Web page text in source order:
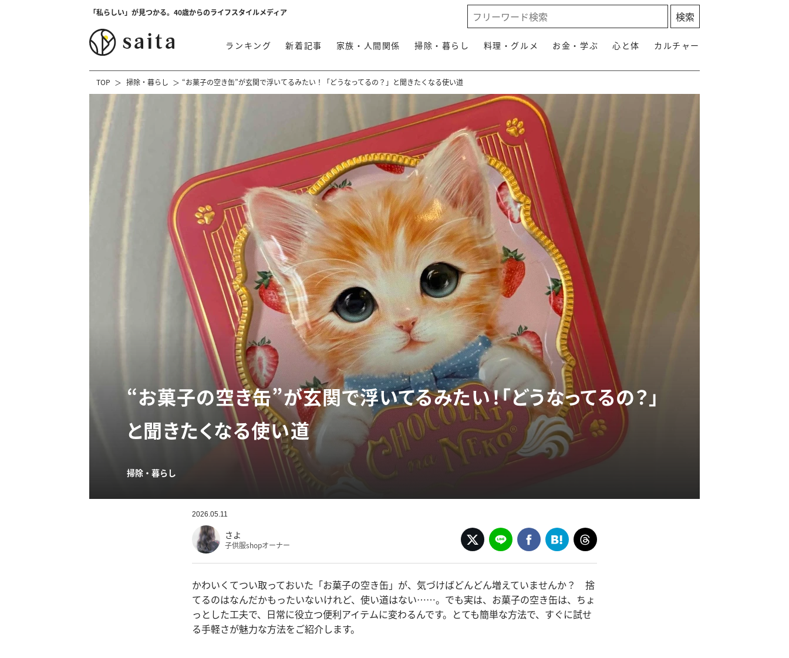
「私らしい」が見つかる。40歳からのライフスタイルメディア
ランキング 新着記事 家族・人間関係 掃除・暮らし 料理・グルメ お金・学ぶ 心と体 カルチャー
TOP 掃除・暮らし “お菓子の空き缶”が玄関で浮いてるみたい！「どうなってるの？」と聞きたくなる使い道
“お菓子の空き缶”が玄関で浮いてるみたい！「どうなってるの？」
と聞きたくなる使い道
掃除・暮らし
2026.05.11
さよ
子供服shopオーナー
かわいくてつい取っておいた「お菓子の空き缶」が、気づけばどんどん増えていませんか？ 捨
てるのはなんだかもったいないけれど、使い道はない……。でも実は、お菓子の空き缶は、ちょ
っとした工夫で、日常に役立つ便利アイテムに変わるんです。とても簡単な方法で、すぐに試せ
る手軽さが魅力な方法をご紹介します。